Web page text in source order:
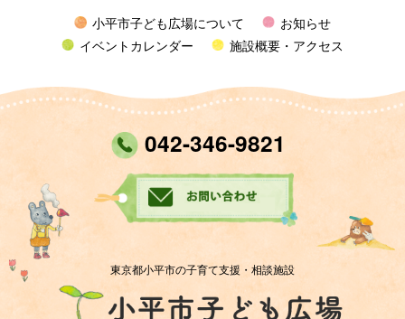
小平市子ども広場について
お知らせ
イベントカレンダー
施設概要・アクセス
042-346-9821
東京都小平市の子育て支援・相談施設